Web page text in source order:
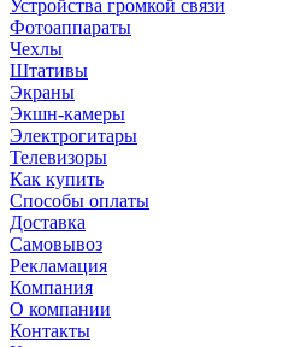
Устройства громкой связи
Фотоаппараты
Чехлы
Штативы
Экраны
Экшн-камеры
Электрогитары
Телевизоры
Как купить
Способы оплаты
Доставка
Самовывоз
Рекламация
Компания
О компании
Контакты